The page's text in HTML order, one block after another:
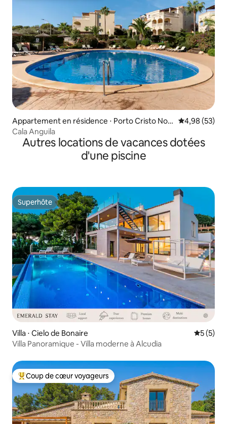
Appartement en résidence ⋅ Porto Cristo Nov
o
Évaluation
4,98 (53)
Cala Anguila
Autres locations de vacances dotées
d'une piscine
Superhôte
Superhôte
Villa ⋅ Cielo de Bonaire
5 (5)
Villa Panoramique - Villa moderne à Alcudia
Coups de cœur voyageurs les plus appréciés
Coup de cœur voyageurs